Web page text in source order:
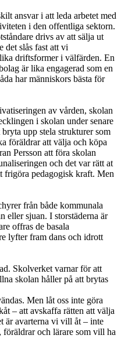
ansvar i att leda arbetet med
i den offentliga sektorn.
drivs av att sälja ut
det slås fast att vi
driftsformer i välfärden. En
är lika engagerad som en
har människors bästa för
av vården, skolan
i skolan under senare
upp stela strukturer som
föräldrar att välja och köpa
Persson att föra skolan
och det var rätt at
frigöra pedagogisk kraft. Men
från både kommunala
eller sjuan. I storstäderna är
offras de basala
lyfter fram dans och idrott
Skolverket varnar för att
skolan håller på att brytas
Men låt oss inte göra
– att avskaffa rätten att välja
är avarterna vi vill åt – inte
föräldrar och lärare som vill ha